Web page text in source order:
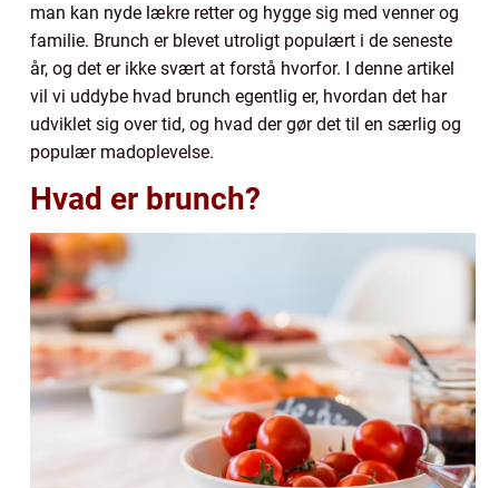
man kan nyde lækre retter og hygge sig med venner og
familie. Brunch er blevet utroligt populært i de seneste
år, og det er ikke svært at forstå hvorfor. I denne artikel
vil vi uddybe hvad brunch egentlig er, hvordan det har
udviklet sig over tid, og hvad der gør det til en særlig og
populær madoplevelse.
Hvad er brunch?